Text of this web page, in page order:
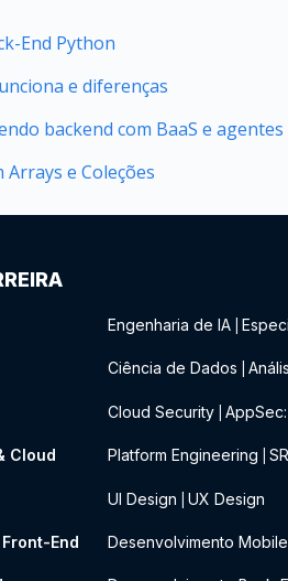
End Python
e diferenças
backend com BaaS e agentes
e Coleções
Engenharia de IA
Ciência de Dados
Cloud Security
Cloud Platform Engineering
UI Design UX Design
End Desenvolvimento